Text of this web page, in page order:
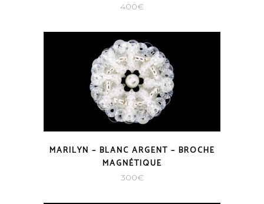
400€
MARILYN – BLANC ARGENT – BROCHE
MAGNÉTIQUE
300€